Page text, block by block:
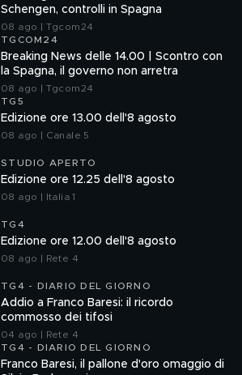
Schengen, controlli in Spagna
08 ago | Tgcom24
TGCOM24
Breaking News delle 14.00 | Scontro con
la Spagna, il governo non arretra
08 ago | Tgcom24
TG5
Edizione ore 13.00 dell'8 agosto
08 ago | Canale 5
STUDIO APERTO
Edizione ore 12.25 dell'8 agosto
08 ago | Italia 1
TG4
Edizione ore 12.00 dell'8 agosto
08 ago | Rete 4
TG4 - DIARIO DEL GIORNO
Addio a Franco Baresi: il ricordo
commosso dei tifosi
04 ago | Rete 4
TG4 - DIARIO DEL GIORNO
Franco Baresi, il pallone d'oro omaggio di